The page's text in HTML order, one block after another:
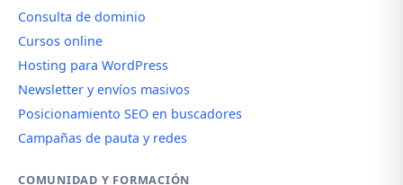
Consulta de dominio
Cursos online
Hosting para WordPress
Newsletter y envíos masivos
Posicionamiento SEO en buscadores
Campañas de pauta y redes
COMUNIDAD Y FORMACIÓN